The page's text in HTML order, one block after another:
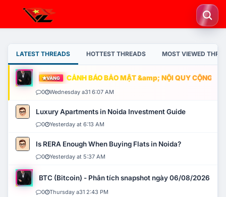
LATEST THREADS HOTTEST THREADS MOST VIEWED
VÀNG CẢNH BÁO BẢO MẬT &amp; NỘI QUY CỘNG
0 Wednesday a31 6:07 AM
Luxury Apartments in Noida Investment Guide
0 Yesterday at 6:13 AM
Is RERA Enough When Buying Flats in Noida?
0 Yesterday at 5:37 AM
BTC (Bitcoin) - Phân tích snapshot ngày 06/08/2026
0 Thursday a31 2:43 PM